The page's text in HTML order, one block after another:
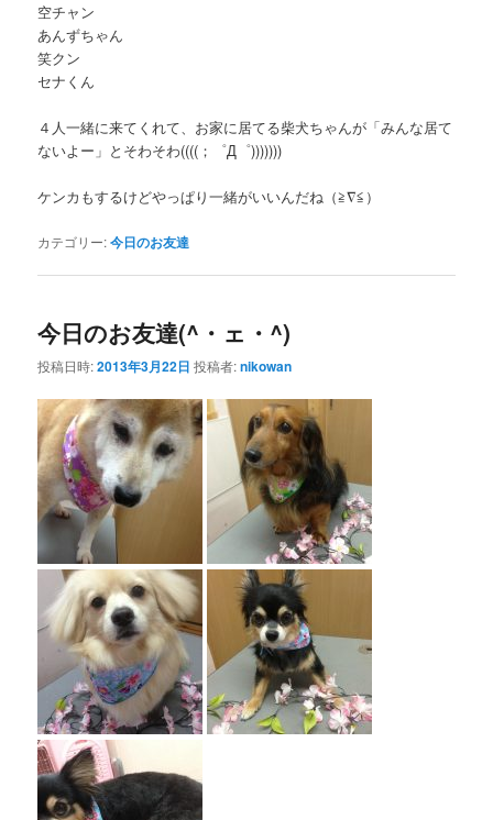
空チャン
あんずちゃん
笑クン
セナくん
４人一緒に来てくれて、お家に居てる柴犬ちゃんが「みんな居て
ないよー」とそわそわ((((；゜Д゜)))))))
ケンカもするけどやっぱり一緒がいいんだね（≧∇≦）
カテゴリー:今日のお友達
今日のお友達(^・ェ・^)
投稿日時:2013年3月22日 投稿者:nikowan